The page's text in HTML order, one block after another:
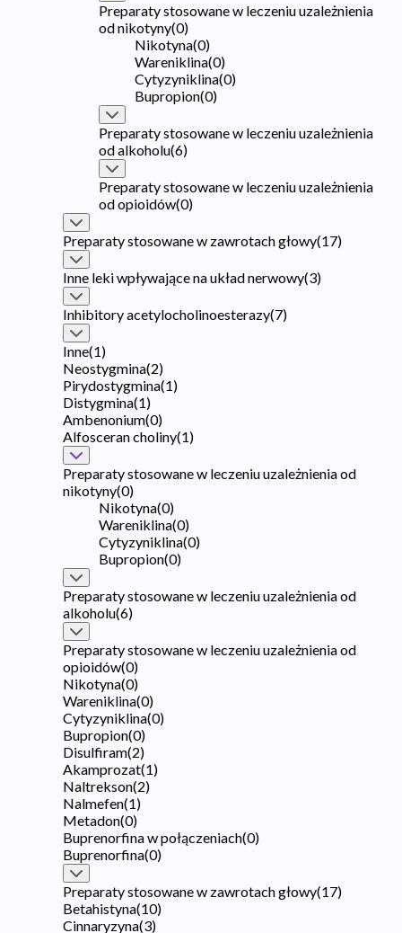
Preparaty stosowane w leczeniu uzależnienia
od nikotyny(0)
Nikotyna(0)
Wareniklina(0)
Cytyzyniklina(0)
Bupropion(0)
Preparaty stosowane w leczeniu uzależnienia
od alkoholu(6)
Preparaty stosowane w leczeniu uzależnienia
od opioidów(0)
Preparaty stosowane w zawrotach głowy(17)
Inne leki wpływające na układ nerwowy(3)
Inhibitory acetylocholinoesterazy(7)
Inne(1)
Neostygmina(2)
Pirydostygmina(1)
Distygmina(1)
Ambenonium(0)
Alfosceran choliny(1)
Preparaty stosowane w leczeniu uzależnienia od
nikotyny(0)
Nikotyna(0)
Wareniklina(0)
Cytyzyniklina(0)
Bupropion(0)
Preparaty stosowane w leczeniu uzależnienia od
alkoholu(6)
Preparaty stosowane w leczeniu uzależnienia od
opioidów(0)
Nikotyna(0)
Wareniklina(0)
Cytyzyniklina(0)
Bupropion(0)
Disulfiram(2)
Akamprozat(1)
Naltrekson(2)
Nalmefen(1)
Metadon(0)
Buprenorfina w połączeniach(0)
Buprenorfina(0)
Preparaty stosowane w zawrotach głowy(17)
Betahistyna(10)
Cinnaryzyna(3)